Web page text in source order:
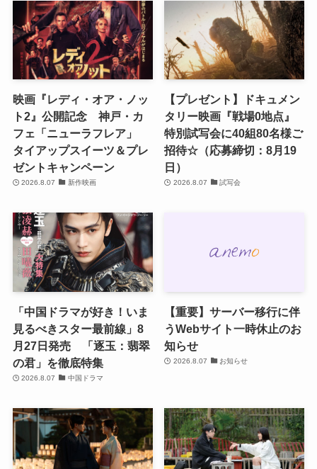
映画『レディ・オア・ノッ
ト2』公開記念 神戸・カ
フェ「ニューラフレア」
タイアップスイーツ＆プレ
ゼントキャンペーン
2026.8.07 新作映画
【プレゼント】ドキュメン
タリー映画『戦場0地点』
特別試写会に40組80名様ご
招待☆（応募締切：8月19
日）
2026.8.07 試写会
「中国ドラマが好き！いま
見るべきスター最前線」8
月27日発売 「逐玉：翡翠
の君」を徹底特集
2026.8.07 中国ドラマ
【重要】サーバー移行に伴
うWebサイト一時休止のお
知らせ
2026.8.07 お知らせ